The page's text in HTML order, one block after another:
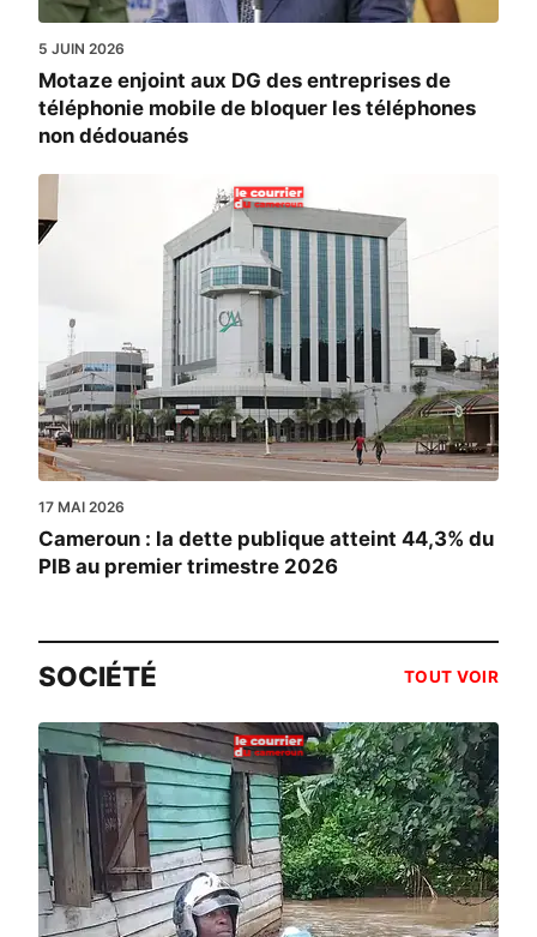
5 JUIN 2026
Motaze enjoint aux DG des entreprises de
téléphonie mobile de bloquer les téléphones
non dédouanés
17 MAI 2026
Cameroun : la dette publique atteint 44,3% du
PIB au premier trimestre 2026
SOCIÉTÉ TOUT VOIR